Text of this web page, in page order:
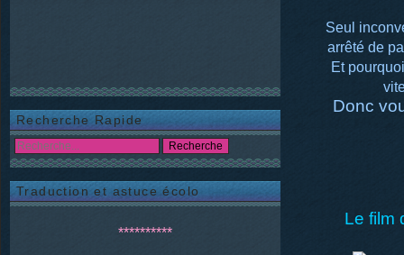
Recherche Rapide
Traduction et astuce écolo
**********
Seul
arrêté de
Et
Donc
Le film